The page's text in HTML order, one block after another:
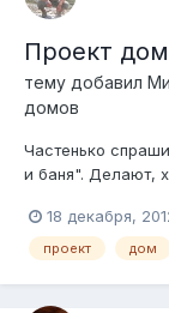
Проект
тему добавил
домов
Частенько
и баня". Делают,
максимаально
размещать в
18 декабря,
проект дом